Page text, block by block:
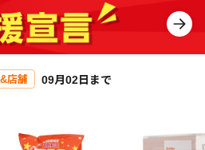
店舗 09月02日まで